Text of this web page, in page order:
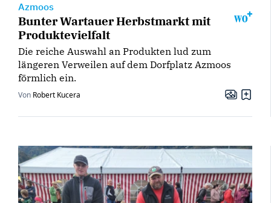
Azmoos
Bunter Wartauer Herbstmarkt mit
Produktevielfalt
Die reiche Auswahl an Produkten lud zum
längeren Verweilen auf dem Dorfplatz Azmoos
förmlich ein.
Von Robert Kucera